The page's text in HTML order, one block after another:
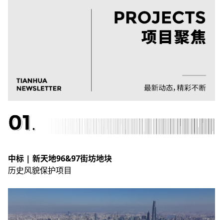
中标 | 新天地96&97街坊地块
历史风貌保护项目